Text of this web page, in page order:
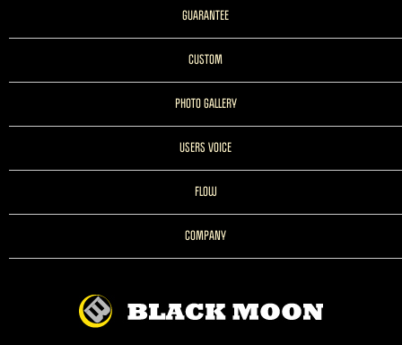
GUARANTEE
CUSTOM
PHOTO GALLERY
USERS VOICE
FLOW
COMPANY